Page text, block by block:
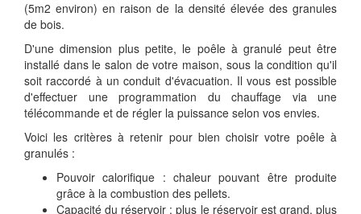
(5m2 environ) en raison de la densité élevée des granules
de bois.
D'une dimension plus petite, le poêle à granulé peut être
installé dans le salon de votre maison, sous la condition qu'il
soit raccordé à un conduit d'évacuation. Il vous est possible
d'effectuer une programmation du chauffage via une
télécommande et de régler la puissance selon vos envies.
Voici les critères à retenir pour bien choisir votre poêle à
granulés :
Pouvoir calorifique : chaleur pouvant être produite
grâce à la combustion des pellets.
Capacité du réservoir : plus le réservoir est grand, plus